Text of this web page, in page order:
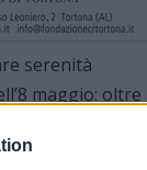
serenità
maggio: oltre
celebrato il
concerto è